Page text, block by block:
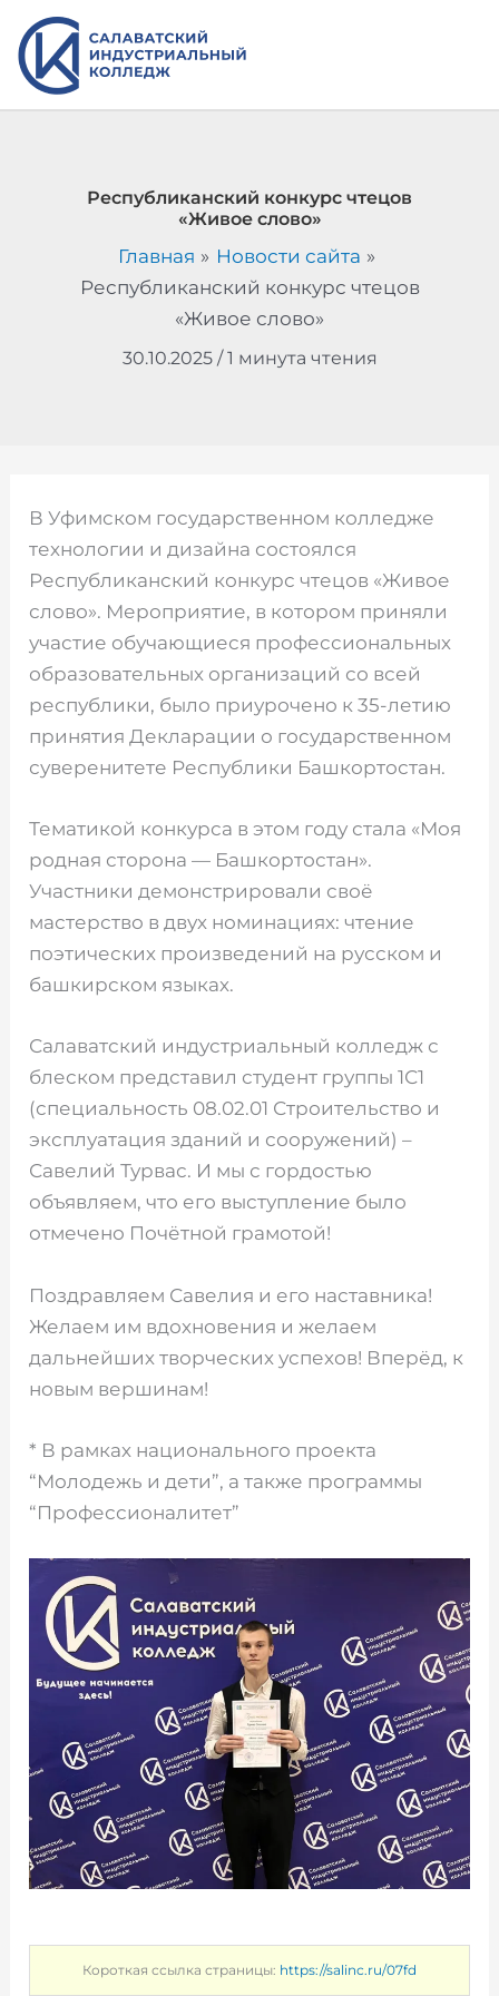
Перейти
содержимому
Республиканский конкурс чтецов
«Живое слово»
Главная
Новости сайта
Республиканский конкурс чтецов
«Живое слово»
30.10.2025 /1 минута чтения
В Уфимском государственном колледже
технологии и дизайна состоялся
Республиканский конкурс чтецов «Живое
слово». Мероприятие, в котором приняли
участие обучающиеся профессиональных
образовательных организаций со всей
республики, было приурочено к 35-летию
принятия Декларации о государственном
суверенитете Республики Башкортостан.
Тематикой конкурса в этом году стала «Моя
родная сторона — Башкортостан».
Участники демонстрировали своё
мастерство в двух номинациях: чтение
поэтических произведений на русском и
башкирском языках.
️Салаватский индустриальный колледж с
блеском представил студент группы 1С1
(специальность 08.02.01 Строительство и
эксплуатация зданий и сооружений) –
Савелий Турвас. И мы с гордостью
объявляем, что его выступление было
отмечено Почётной грамотой!
Поздравляем Савелия и его наставника!
Желаем им вдохновения и желаем
дальнейших творческих успехов! Вперёд, к
новым вершинам!
* В рамках национального проекта
“Молодежь и дети”, а также программы
“Профессионалитет”
Короткая ссылка страницы: https://salinc.ru/07fd